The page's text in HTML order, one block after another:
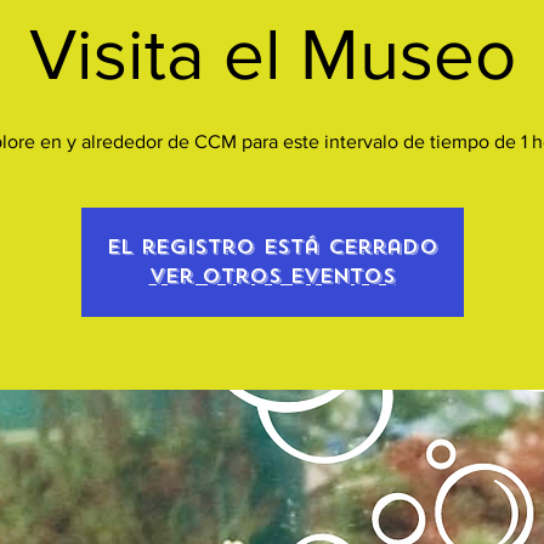
Visita el Museo
en y alrededor de CCM para este intervalo de tiempo de 1
El registro está cerrado
Ver otros eventos